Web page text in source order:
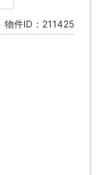
物件ID：211425